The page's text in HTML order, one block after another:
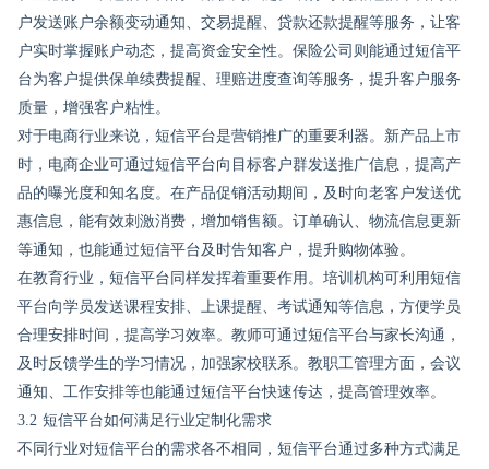
户发送账户余额变动通知、交易提醒、贷款还款提醒等服务，让客
户实时掌握账户动态，提高资金安全性。保险公司则能通过短信平
台为客户提供保单续费提醒、理赔进度查询等服务，提升客户服务
质量，增强客户粘性。
对于电商行业来说，短信平台是营销推广的重要利器。新产品上市
时，电商企业可通过短信平台向目标客户群发送推广信息，提高产
品的曝光度和知名度。在产品促销活动期间，及时向老客户发送优
惠信息，能有效刺激消费，增加销售额。订单确认、物流信息更新
等通知，也能通过短信平台及时告知客户，提升购物体验。
在教育行业，短信平台同样发挥着重要作用。培训机构可利用短信
平台向学员发送课程安排、上课提醒、考试通知等信息，方便学员
合理安排时间，提高学习效率。教师可通过短信平台与家长沟通，
及时反馈学生的学习情况，加强家校联系。教职工管理方面，会议
通知、工作安排等也能通过短信平台快速传达，提高管理效率。
3.2 短信平台如何满足行业定制化需求
不同行业对短信平台的需求各不相同，短信平台通过多种方式满足